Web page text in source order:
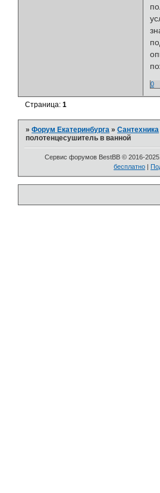
0
Страница:1
»Форум Екатеринбурга »Сантехника
полотенцесушитель в ванной
Сервис форумов BestBB © 2016-2025.
бесплатно |